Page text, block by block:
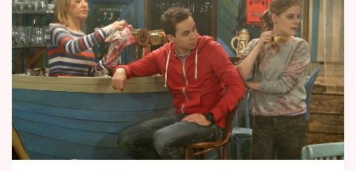
Vztahy
Seriály
Horoskopy
Sledujte prima+